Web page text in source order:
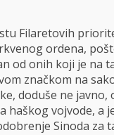
Filaretovih
ordena,
od onih koji je na
značkom na
doduše ne
haškog vojvode, a
Sinoda za